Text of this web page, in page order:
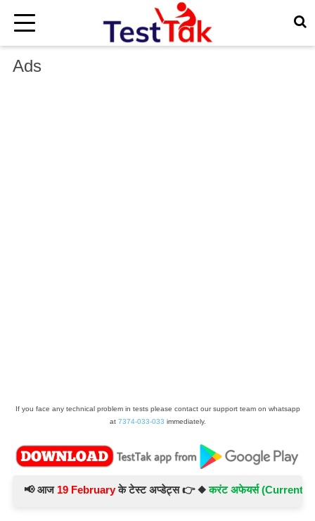
Ads
If you face any technical problem in tests please contact our support team on whatsapp
at 7374-033-033 immediately.
📢 आज19 Februaryके टेस्ट अप्डेट्स 👉 ◆करंट अफेयर्स (Current
×